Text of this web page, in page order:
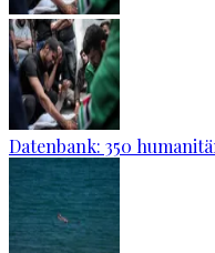
Datenbank: 350